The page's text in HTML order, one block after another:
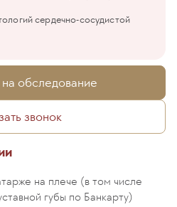
сердечно-сосудистой
на обследование
звонок
на плече (в том числе
губы по Банкарту)